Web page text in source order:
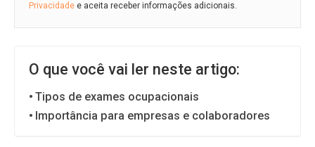
Privacidade e aceita receber informações adicionais.
O que você vai ler neste artigo:
Tipos de exames ocupacionais
Importância para empresas e colaboradores